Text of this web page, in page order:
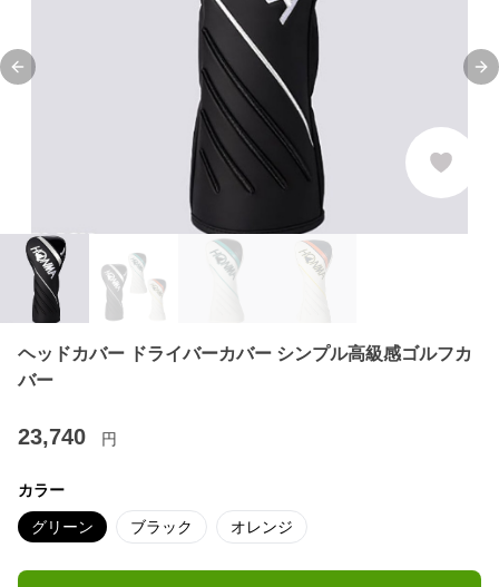
Previous slide
ヘッドカバー ドライバーカバー シンプル高級感ゴルフカ
バー
23,740 円
カラー
グリーン ブラック オレンジ